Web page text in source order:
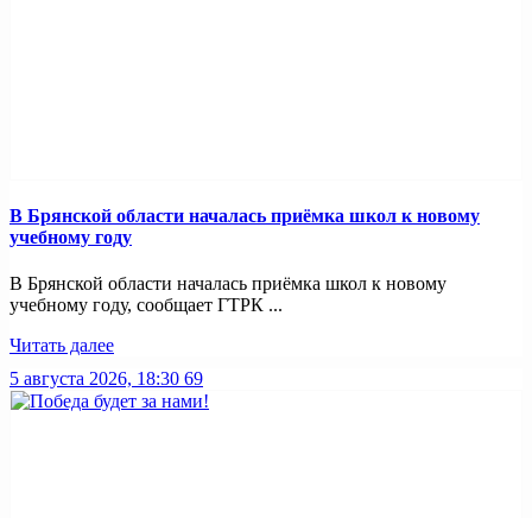
В Брянской области началась приёмка школ к новому
учебному году
В Брянской области началась приёмка школ к новому
учебному году, сообщает ГТРК ...
Читать далее
5 августа 2026, 18:30 69